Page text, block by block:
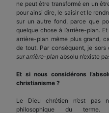
ne peut être transformé en un
pour ainsi dire, le saisir et le
sur un autre fond, parce que
quelque chose à l’arrière-plan.
arrière-plan même plus grand,
de tout. Par conséquent, je
sur arrière-plan absolu n’existe
Et si nous considérons
christianisme ?
Le Dieu chrétien n’est pas
philosophique du